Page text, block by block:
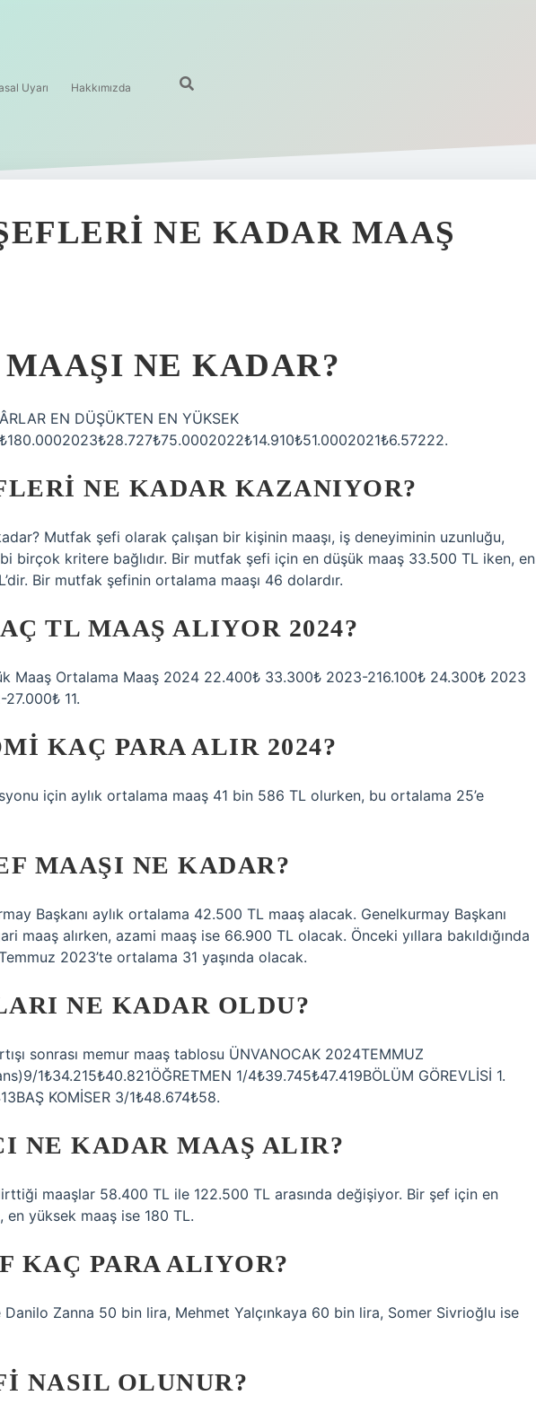
Uyarı Hakkımızda
NE KADAR MAAŞ
MAAŞI NE KADAR?
EN DÜŞÜKTEN EN YÜKSEK
NE KADAR KAZANIYOR?
Mutfak şefi olarak çalışan bir kişinin maaşı, iş deneyiminin uzunluğu,
birçok kritere bağlıdır. Bir mutfak şefi için en düşük maaş 33.500 TL iken, en
Bir mutfak şefinin ortalama maaşı 46 dolardır.
TL MAAŞ ALIYOR 2024?
Maaş Ortalama Maaş 2024 22.400₺ 33.300₺ 2023-216.100₺ 24.300₺ 2023
11.
KAÇ PARA ALIR 2024?
için aylık ortalama maaş 41 bin 586 TL olurken, bu ortalama 25’e
MAAŞI NE KADAR?
Başkanı aylık ortalama 42.500 TL maaş alacak. Genelkurmay Başkanı
maaş alırken, azami maaş ise 66.900 TL olacak. Önceki yıllara bakıldığında
2023’te ortalama 31 yaşında olacak.
NE KADAR OLDU?
sonrası memur maaş tablosu ÜNVANOCAK 2024TEMMUZ
1₺34.215₺40.821ÖĞRETMEN 1/4₺39.745₺47.419BÖLÜM GÖREVLİSİ 1.
KOMİSER 3/1₺48.674₺58.
NE KADAR MAAŞ ALIR?
maaşlar 58.400 TL ile 122.500 TL arasında değişiyor. Bir şef için en
en yüksek maaş ise 180 TL.
KAÇ PARA ALIYOR?
Zanna 50 bin lira, Mehmet Yalçınkaya 60 bin lira, Somer Sivrioğlu ise
NASIL OLUNUR?